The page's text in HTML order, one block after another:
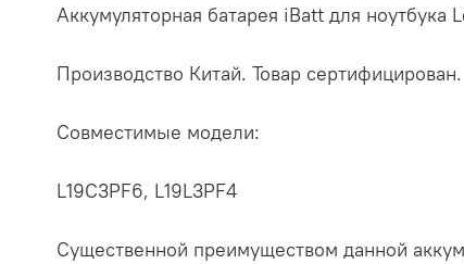
Аккумуляторная батарея iBatt для ноутбука
Производство Китай. Товар сертифицирован.
Совместимые модели:
L19C3PF6, L19L3PF4
Существенной преимуществом данной